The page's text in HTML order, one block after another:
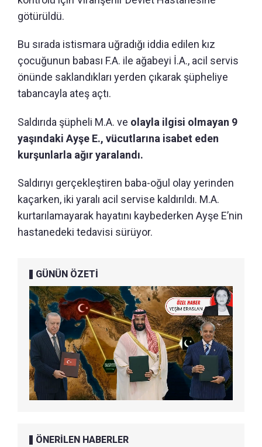
götürüldü.
Bu sırada istismara uğradığı iddia edilen kız
çocuğunun babası F.A. ile ağabeyi İ.A., acil servis
önünde saklandıkları yerden çıkarak şüpheliye
tabancayla ateş açtı.
Saldırıda şüpheli M.A. ve olayla ilgisi olmayan 9
yaşındaki Ayşe E., vücutlarına isabet eden
kurşunlarla ağır yaralandı.
Saldırıyı gerçekleştiren baba-oğul olay yerinden
kaçarken, iki yaralı acil servise kaldırıldı. M.A.
kurtarılamayarak hayatını kaybederken Ayşe E’nin
hastanedeki tedavisi sürüyor.
GÜNÜN ÖZETİ
ÖNERİLEN HABERLER